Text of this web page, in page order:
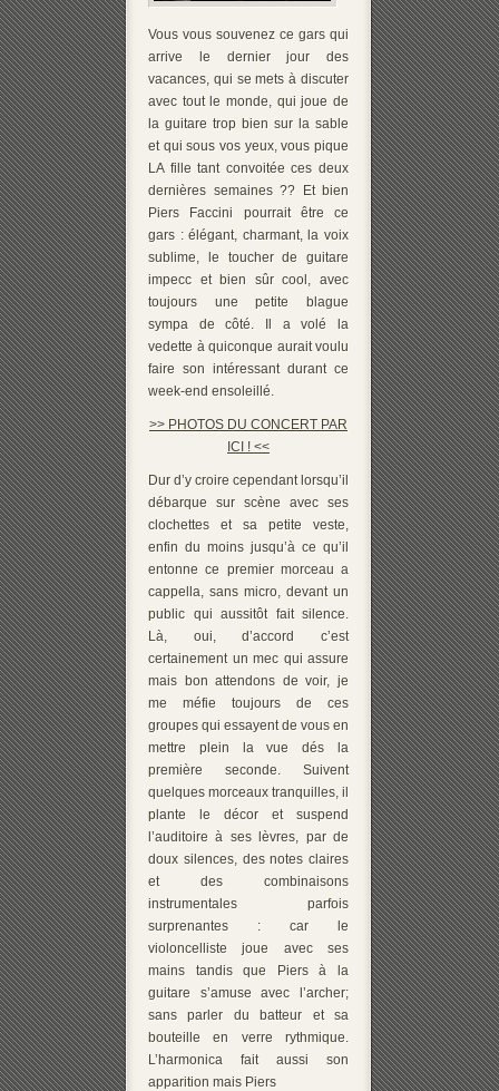
Vous vous souvenez ce gars qui
arrive le dernier jour des
vacances, qui se mets à discuter
avec tout le monde, qui joue de
la guitare trop bien sur la sable
et qui sous vos yeux, vous pique
LA fille tant convoitée ces deux
dernières semaines ?? Et bien
Piers Faccini pourrait être ce
gars : élégant, charmant, la voix
sublime, le toucher de guitare
impecc et bien sûr cool, avec
toujours une petite blague
sympa de côté. Il a volé la
vedette à quiconque aurait voulu
faire son intéressant durant ce
week-end ensoleillé.
>> PHOTOS DU CONCERT PAR
ICI ! <<
Dur d’y croire cependant lorsqu’il
débarque sur scène avec ses
clochettes et sa petite veste,
enfin du moins jusqu’à ce qu’il
entonne ce premier morceau a
cappella, sans micro, devant un
public qui aussitôt fait silence.
Là, oui, d’accord c’est
certainement un mec qui assure
mais bon attendons de voir, je
me méfie toujours de ces
groupes qui essayent de vous en
mettre plein la vue dés la
première seconde. Suivent
quelques morceaux tranquilles, il
plante le décor et suspend
l’auditoire à ses lèvres, par de
doux silences, des notes claires
et des combinaisons
instrumentales parfois
surprenantes : car le
violoncelliste joue avec ses
mains tandis que Piers à la
guitare s’amuse avec l’archer;
sans parler du batteur et sa
bouteille en verre rythmique.
L’harmonica fait aussi son
apparition mais Piers